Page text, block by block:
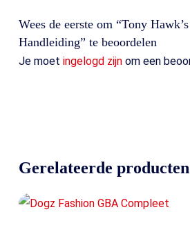
Wees de eerste om “Tony
Handleiding” te beoordelen
Je moet ingelogd zijnom een
Gerelateerde producten